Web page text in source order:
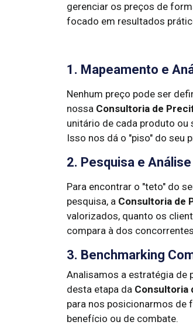
gerenciar os preços de
focado em resultados
1. Mapeamento e
Nenhum preço pode ser
nossa Consultoria de
unitário de cada produto ou
Isso nos dá o "piso" do seu
2. Pesquisa e
Para encontrar o "teto" do
pesquisa, a Consultoria de
valorizados, quanto os
compara à dos
3. Benchmarking
Analisamos a estratégia de
desta etapa da Consultoria
para nos posicionarmos de
benefício ou de combate.